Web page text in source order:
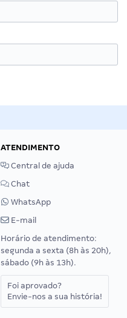
ATENDIMENTO
Central de ajuda
Chat
WhatsApp
E-mail
Horário de atendimento:
segunda a sexta (8h às 20h),
sábado (9h às 13h).
Foi aprovado?
Envie-nos a sua história!